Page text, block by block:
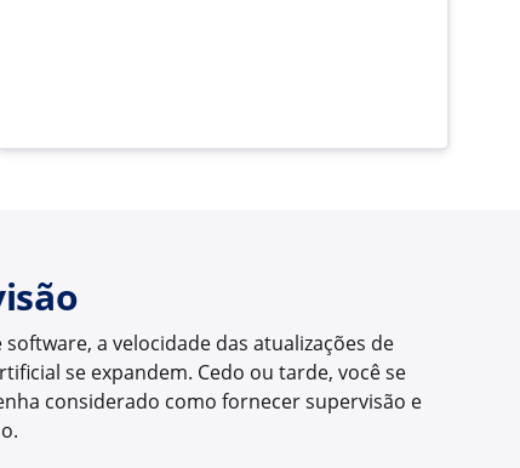
a velocidade das atualizações de
se expandem. Cedo ou tarde, você se
considerado como fornecer supervisão e